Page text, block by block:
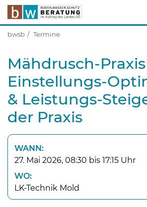
bwsb Termine
Mähdrusch-
Einstellungs-
& Leistungs-
der Praxis
WANN:
27. Mai 2026, 08:30 bis 17:15 Uhr
WO:
LK-Technik Mold